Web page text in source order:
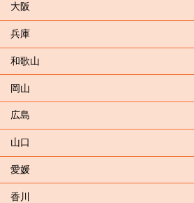
大阪
兵庫
和歌山
岡山
広島
山口
愛媛
香川